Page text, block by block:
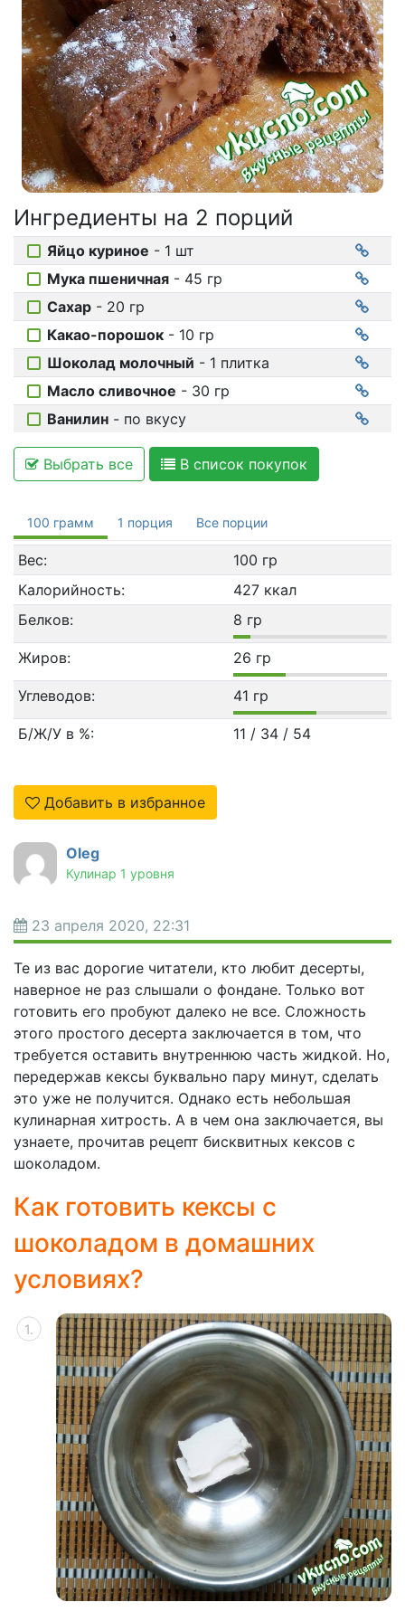
Соусы
На ужин
Мультиварка
Мясорубка
Холодильник
Ингредиенты на 2 порций
Яйцо куриное - 1 шт
Мука пшеничная - 45 гр
Сахар - 20 гр
Какао-порошок - 10 гр
Шоколад молочный - 1 плитка
Масло сливочное - 30 гр
Ванилин - по вкусу
Выбрать все В список покупок
100 грамм 1 порция Все порции
Вес:
100 гр
Калорийность:
427 ккал
Белков:
8 гр
Жиров: 26 гр
Углеводов: 41 гр
Б/Ж/У в %: 11 / 34 / 54
Добавить в избранное
Oleg
Кулинар 1 уровня
23 апреля 2020, 22:31
Те из вас дорогие читатели, кто любит десерты,
наверное не раз слышали о фондане. Только вот
готовить его пробуют далеко не все. Сложность
этого простого десерта заключается в том, что
требуется оставить внутреннюю часть жидкой. Но,
передержав кексы буквально пару минут, сделать
это уже не получится. Однако есть небольшая
кулинарная хитрость. А в чем она заключается, вы
узнаете, прочитав рецепт бисквитных кексов с
шоколадом.
Как готовить кексы с
шоколадом в домашних
условиях?